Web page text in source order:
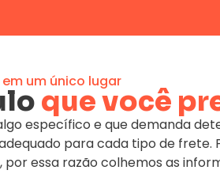
um único lugar
que você
específico e que demanda
para cada tipo de
essa razão colhemos as